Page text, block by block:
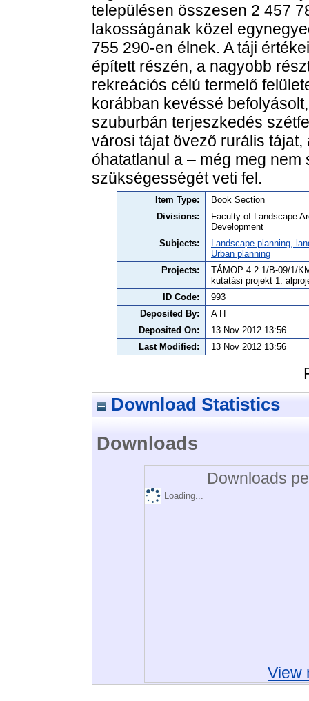
településen összesen 2 457
lakosságának közel
755 290-en élnek. A táji
épített részén, a nagyobb
rekreációs célú termelő
korábban kevéssé
szuburbán terjeszkedés
városi tájat övező rurális
óhatatlanul a – még meg
szükségességét veti fel.
Item Type:
Book Section
Divisions:
Faculty of Landscape
Development
Subjects:
Landscape planning,
Urban planning
Projects:
TÁMOP 4.2.1/B-09/1/
kutatási projekt 1.
ID Code:
993
Deposited By:
A H
Deposited On:
13 Nov 2012 13:56
Last Modified:
13 Nov 2012 13:56
Download Statistics
Downloads
Downloads
Loading...
View